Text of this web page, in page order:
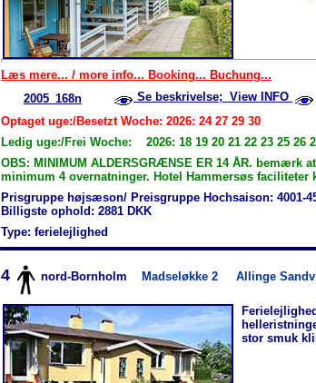
Læs mere... / more info... Booking... Buchung...
2005_168n
Se beskrivelse; View INFO
Optaget uge:/Besetzt Woche: 2026: 24 27 29 30
Ledig uge:/Frei Woche: 2026: 18 19 20 21 22 23 25 26
OBS: MINIMUM ALDERSGRÆNSE ER 14 ÅR. bemærk
minimum 4 overnatninger. Hotel Hammersøs
Prisgruppe højsæson/ Preisgruppe Hochsaison: 4001-
Billigste ophold: 2881 DKK
Type: ferielejlighed
4 nord-Bornholm Madseløkke 2 Allinge
stor smuk